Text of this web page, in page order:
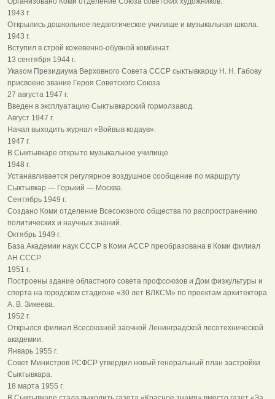
1943 г.
Открылись дошкольное педагогическое училище и музыкальная школа.
1943 г.
Вступил в строй кожевенно-обувной комбинат.
13 сентября 1944 г.
Указом Президиума Верховного Совета СССР сыктывкарцу Н. Н. Габову
присвоено звание Героя Советского Союза.
27 августа 1947 г.
Введен в эксплуатацию Сыктывкарский гормолзавод.
Август 1947 г.
Начал выходить журнал «Войвыв кодаув».
1947 г.
В Сыктывкаре открыто музыкальное училище.
1948 г.
Устанавливается регулярное воздушное сообщение по маршруту
Сыктывкар — Горький — Москва.
Сентябрь 1949 г.
Создано Коми отделение Всесоюзного общества по распространению
политических и научных знаний.
Октябрь 1949 г.
База Академии наук СССР в Коми АССР преобразована в Коми филиал
АН СССР.
1951 г.
Построены здание областного совета профсоюзов и Дом физкультуры и
спорта на городском стадионе «30 лет ВЛКСМ» по проектам архитектора
А. В. Зикеева.
1952 г.
Открылся филиал Всесоюзной заочной Ленинградской лесотехнической
академии.
Январь 1955 г.
Совет Министров РСФСР утвердил новый генеральный план застройки
Сыктывкара.
18 марта 1955 г.